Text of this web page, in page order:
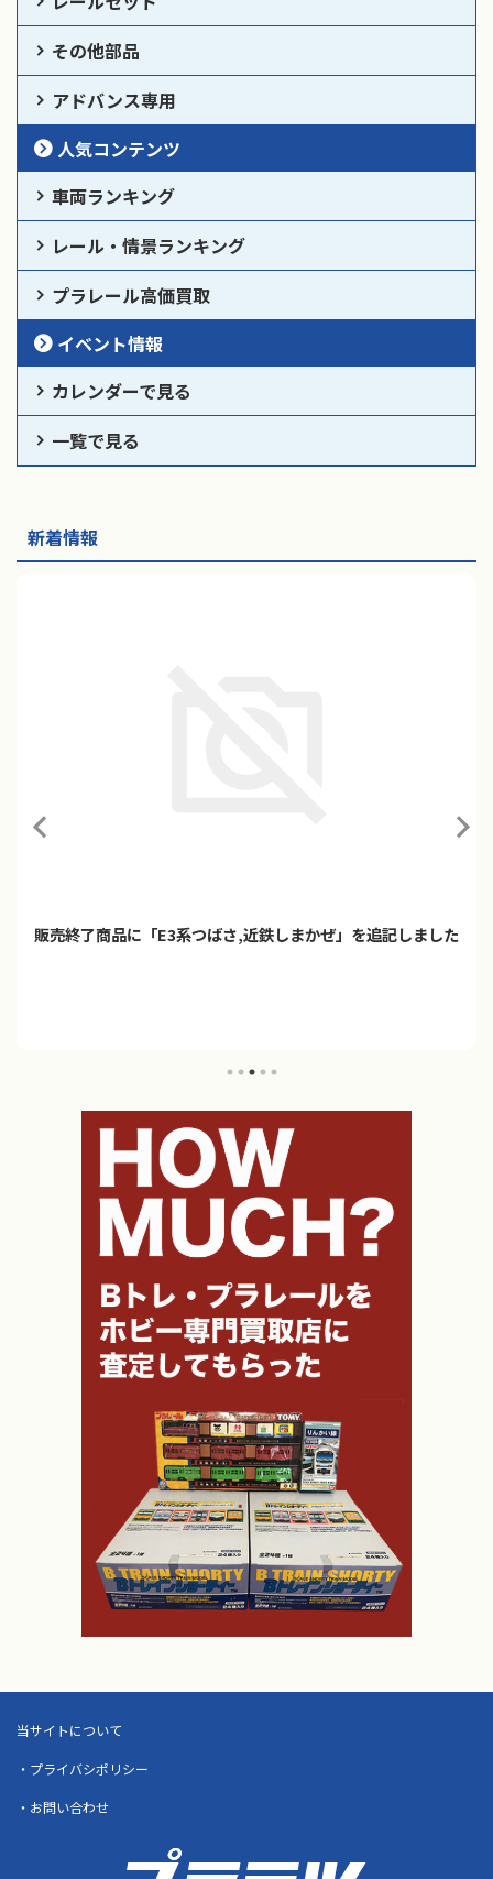
その他部品
アドバンス専用
人気コンテンツ
車両ランキング
レール・情景ランキング
プラレール高価買取
イベント情報
カレンダーで見る
一覧で見る
新着情報
販売終了商品に「E3系つばさ,近鉄しまかぜ」を追記しました
当サイトについて
・プライバシポリシー
・お問い合わせ